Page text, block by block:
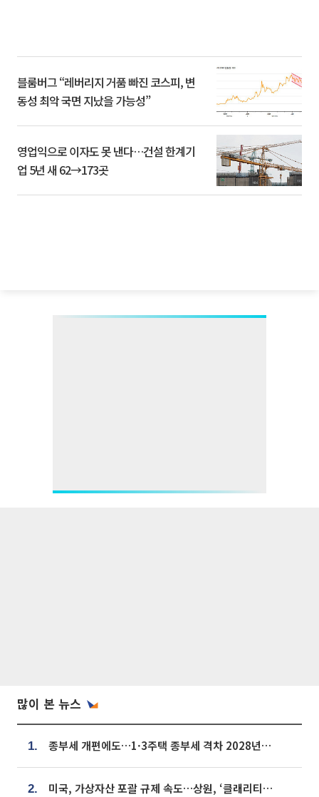
블룸버그 “레버리지 거품 빠진 코스피, 변
동성 최악 국면 지났을 가능성”
영업익으로 이자도 못 낸다…건설 한계기
업 5년 새 62→173곳
많이 본 뉴스
1. 종부세 개편에도…1·3주택 종부세 격차 2028년부터 확대
2. 미국, 가상자산 포괄 규제 속도…상원, ‘클래리티법’ 9월 절차투표 추진